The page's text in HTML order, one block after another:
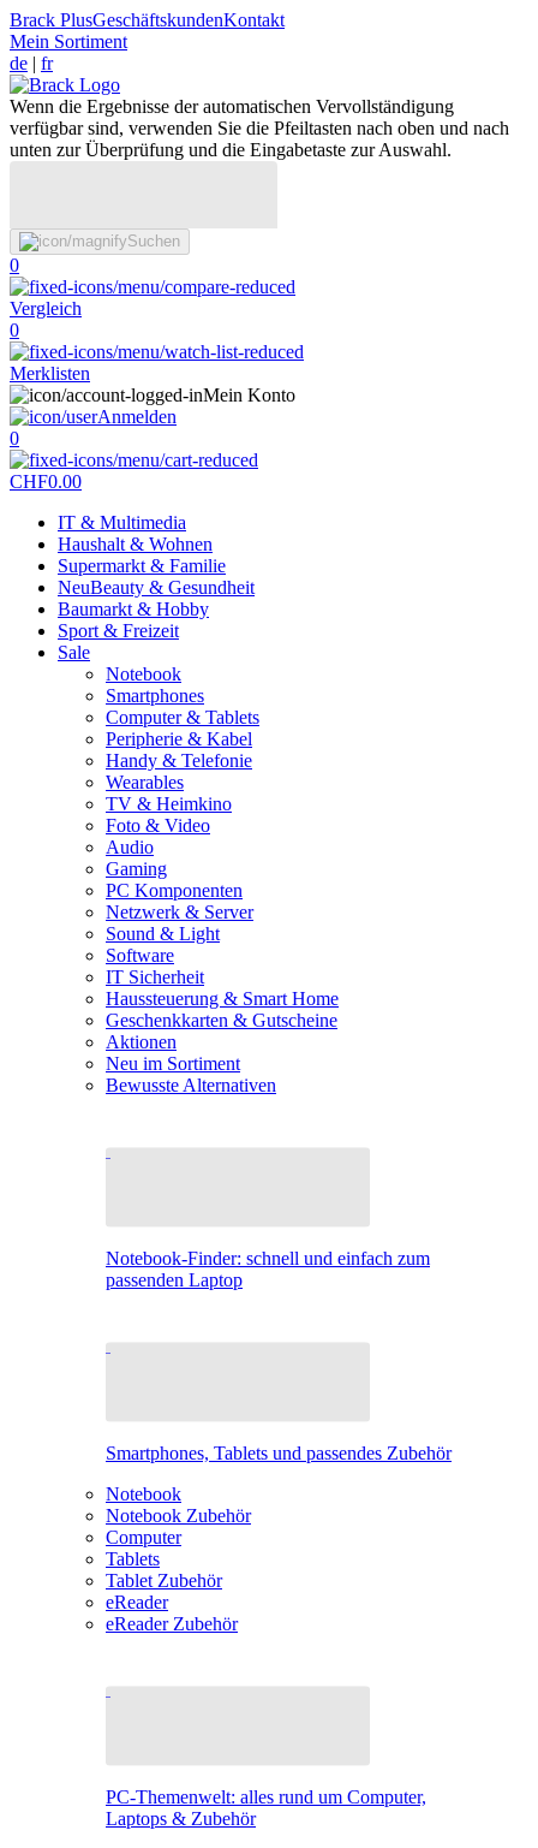
Brack PlusGeschäftskundenKontakt
Mein Sortiment
de | fr
Wenn die Ergebnisse der automatischen Vervollständigung
verfügbar sind, verwenden Sie die Pfeiltasten nach oben und nach
unten zur Überprüfung und die Eingabetaste zur Auswahl.
Suchen
0
Vergleich
0
Merklisten
Mein Konto
Anmelden
0
CHF0.00
IT & Multimedia
Haushalt & Wohnen
Supermarkt & Familie
NeuBeauty & Gesundheit
Baumarkt & Hobby
Sport & Freizeit
Sale
Notebook
Smartphones
Computer & Tablets
Peripherie & Kabel
Handy & Telefonie
Wearables
TV & Heimkino
Foto & Video
Audio
Gaming
PC Komponenten
Netzwerk & Server
Sound & Light
Software
IT Sicherheit
Haussteuerung & Smart Home
Geschenkkarten & Gutscheine
Aktionen
Neu im Sortiment
Bewusste Alternativen
Notebook-Finder: schnell und einfach zum
passenden Laptop
Smartphones, Tablets und passendes Zubehör
Notebook
Notebook Zubehör
Computer
Tablets
Tablet Zubehör
eReader
eReader Zubehör
PC-Themenwelt: alles rund um Computer,
Laptops & Zubehör